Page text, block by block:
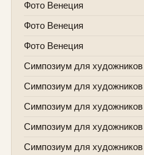
Фото Венеция
Фото Венеция
Фото Венеция
Симпозиум для художников
Симпозиум для художников
Симпозиум для художников
Симпозиум для художников
Симпозиум для художников